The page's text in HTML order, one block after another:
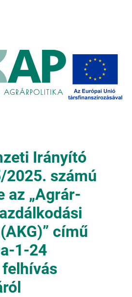
Irányító
2025. számú
az „Agrár-
című
1-24